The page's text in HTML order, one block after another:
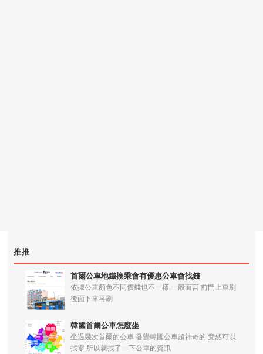
推推
首爾公車地鐵換乘會有優惠公車會找錢
依據公車顏色不同價錢也不一樣 一般而言 前門上車刷
後面下車再刷
韓國首爾公車怎麼坐
坐過幾次首爾的公車 發覺韓國公車超神奇的 竟然可以
找零 所以就找了一下公車的資訊